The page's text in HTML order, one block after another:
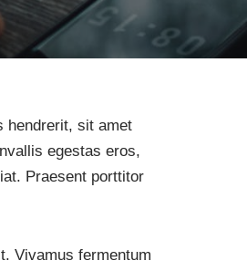
hendrerit, sit amet
egestas eros,
Praesent porttitor
Vivamus fermentum